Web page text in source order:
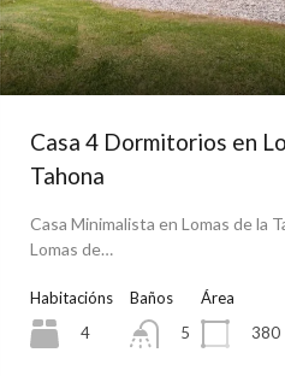
Casa 4 Dormitorios en
Tahona
Casa Minimalista en Lomas de la
Lomas de…
Habitacións
4
Baños
5
Área
380